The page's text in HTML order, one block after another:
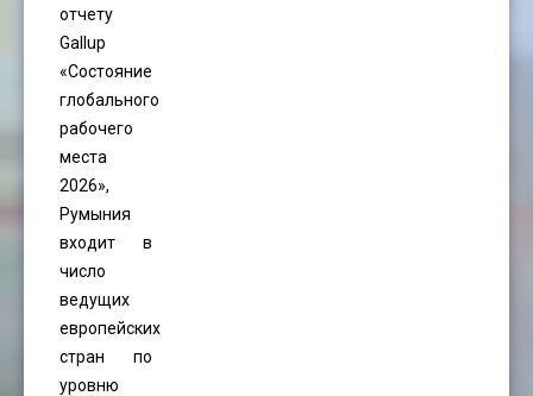
отчету
Gallup
«Состояние
глобального
рабочего
места
2026»,
Румыния
входит в
число
ведущих
европейских
стран по
уровню